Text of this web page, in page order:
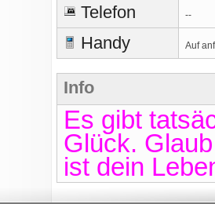
Telefon --
Handy Auf
Info
Es gibt
Glück.
ist dein